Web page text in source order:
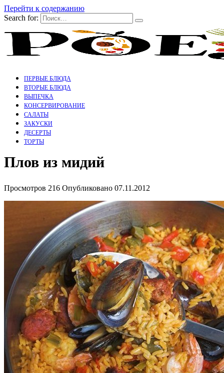
Перейти к содержанию
Search for:
ПЕРВЫЕ БЛЮДА
ВТОРЫЕ БЛЮДА
ВЫПЕЧКА
КОНСЕРВИРОВАНИЕ
САЛАТЫ
ЗАКУСКИ
ДЕСЕРТЫ
ТОРТЫ
Плов из мидий
Просмотров 216 Опубликовано 07.11.2012